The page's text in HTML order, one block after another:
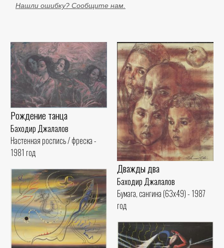
Нашли ошибку? Сообщите нам.
Рождение танца
Баходир Джалалов
Настенная роспись / фреска -
1981 год
Дважды два
Баходир Джалалов
Бумага, сангина (63x49) - 1987
год